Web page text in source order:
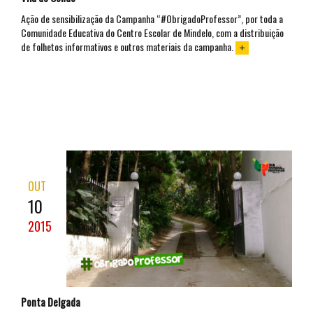
Ação de sensibilização da Campanha “#ObrigadoProfessor”, por toda a
Comunidade Educativa do Centro Escolar de Mindelo, com a distribuição
de folhetos informativos e outros materiais da campanha.
OUT
10
2015
Ponta Delgada